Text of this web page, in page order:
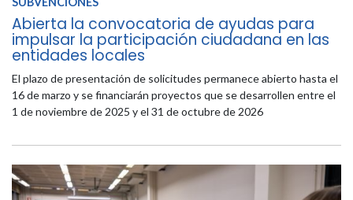
Abierta la convocatoria de ayudas para
impulsar la participación ciudadana en las
entidades locales
El plazo de presentación de solicitudes permanece abierto hasta el
16 de marzo y se financiarán proyectos que se desarrollen entre el
1 de noviembre de 2025 y el 31 de octubre de 2026